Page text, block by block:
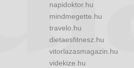
napidoktor.hu
mindmegette.hu
travelo.hu
dietaesfitnesz.hu
vitorlazasmagazin.hu
videkize.hu